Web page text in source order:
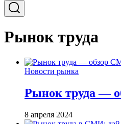
Рынок труда
Новости рынка
Рынок труда —
8 апреля 2024